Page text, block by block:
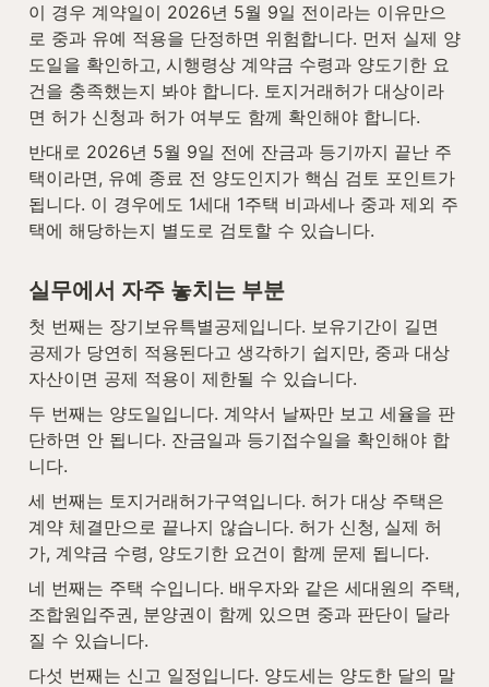
이 경우 계약일이 2026년 5월 9일 전이라는 이유만으
로 중과 유예 적용을 단정하면 위험합니다. 먼저 실제 양
도일을 확인하고, 시행령상 계약금 수령과 양도기한 요
건을 충족했는지 봐야 합니다. 토지거래허가 대상이라
면 허가 신청과 허가 여부도 함께 확인해야 합니다.
반대로 2026년 5월 9일 전에 잔금과 등기까지 끝난 주
택이라면, 유예 종료 전 양도인지가 핵심 검토 포인트가
됩니다. 이 경우에도 1세대 1주택 비과세나 중과 제외 주
택에 해당하는지 별도로 검토할 수 있습니다.
실무에서 자주 놓치는 부분
첫 번째는 장기보유특별공제입니다. 보유기간이 길면
공제가 당연히 적용된다고 생각하기 쉽지만, 중과 대상
자산이면 공제 적용이 제한될 수 있습니다.
두 번째는 양도일입니다. 계약서 날짜만 보고 세율을 판
단하면 안 됩니다. 잔금일과 등기접수일을 확인해야 합
니다.
세 번째는 토지거래허가구역입니다. 허가 대상 주택은
계약 체결만으로 끝나지 않습니다. 허가 신청, 실제 허
가, 계약금 수령, 양도기한 요건이 함께 문제 됩니다.
네 번째는 주택 수입니다. 배우자와 같은 세대원의 주택,
조합원입주권, 분양권이 함께 있으면 중과 판단이 달라
질 수 있습니다.
다섯 번째는 신고 일정입니다. 양도세는 양도한 달의 말